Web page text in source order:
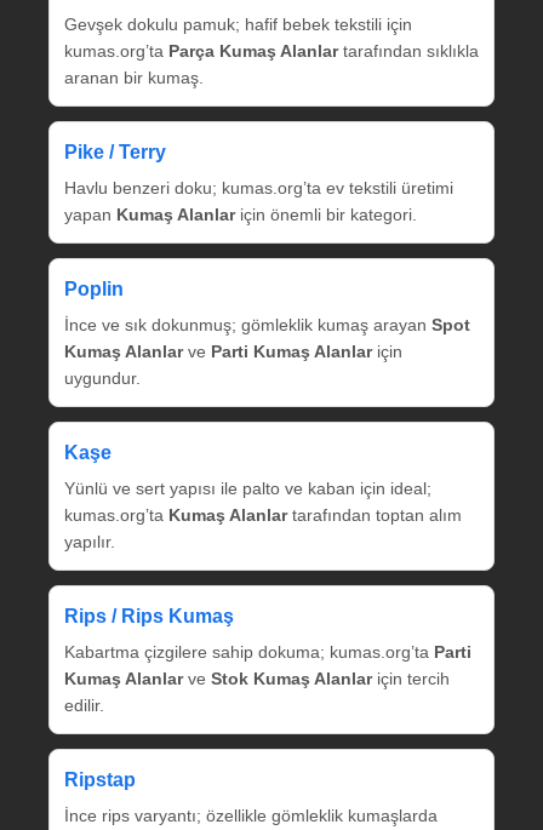
Gevşek dokulu pamuk; hafif bebek tekstili için
kumas.org’ta Parça Kumaş Alanlartarafından sıklıkla
aranan bir kumaş.
Pike / Terry
Havlu benzeri doku; kumas.org’ta ev tekstili üretimi
yapan Kumaş Alanlariçin önemli bir kategori.
Poplin
İnce ve sık dokunmuş; gömleklik kumaş arayan Spot
Kumaş Alanlarve Parti Kumaş Alanlariçin
uygundur.
Kaşe
Yünlü ve sert yapısı ile palto ve kaban için ideal;
kumas.org’ta Kumaş Alanlartarafından toptan alım
yapılır.
Rips / Rips Kumaş
Kabartma çizgilere sahip dokuma; kumas.org’ta Parti
Kumaş Alanlarve Stok Kumaş Alanlariçin tercih
edilir.
Ripstap
İnce rips varyantı; özellikle gömleklik kumaşlarda